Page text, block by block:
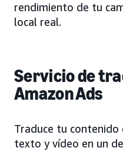
rendimiento de tu
local real.
Servicio de
Amazon Ads
Traduce tu
texto y vídeo en un